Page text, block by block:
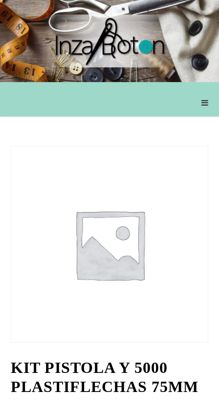
KIT PISTOLA Y 5000
PLASTIFLECHAS 75MM